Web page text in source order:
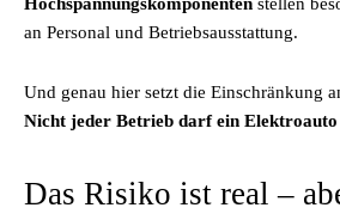
an Personal und Betriebsausstattung.
Und genau hier setzt die Einschränkung
Nicht jeder Betrieb darf ein Elektroauto
Das Risiko ist real –